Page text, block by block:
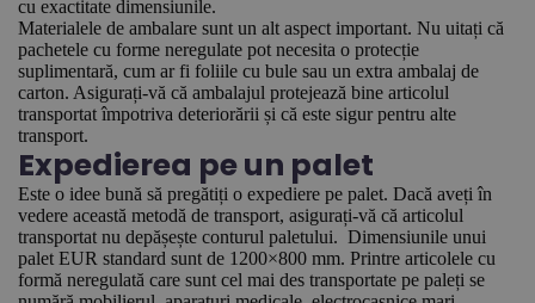
cu exactitate dimensiunile.
Materialele de ambalare sunt un alt aspect important. Nu uitați că
pachetele cu forme neregulate pot necesita o protecție
suplimentară, cum ar fi foliile cu bule sau un extra ambalaj de
carton. Asigurați-vă că ambalajul protejează bine articolul
transportat împotriva deteriorării și că este sigur pentru alte
transport.
Expedierea pe un palet
Este o idee bună să pregătiți o expediere pe palet. Dacă aveți în
vedere această metodă de transport, asigurați-vă că articolul
transportat nu depășește conturul paletului. Dimensiunile unui
palet EUR standard sunt de 1200×800 mm. Printre articolele cu
formă neregulată care sunt cel mai des transportate pe paleți se